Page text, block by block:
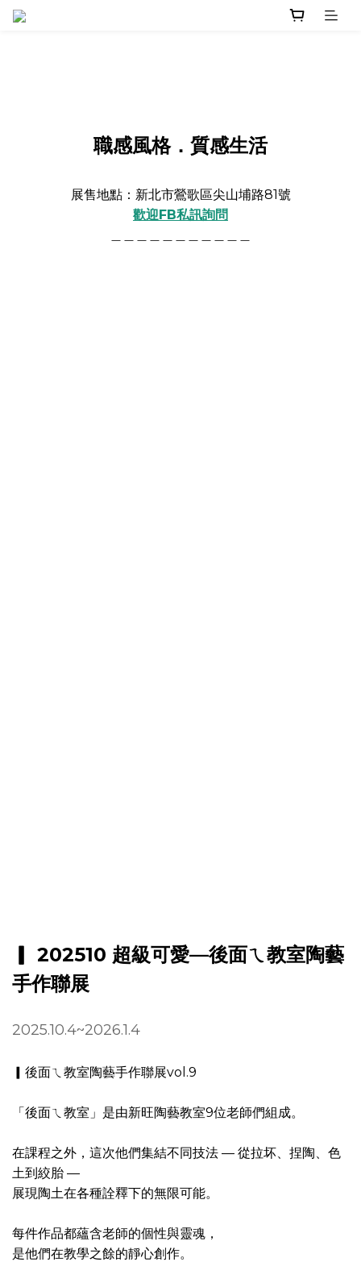
職感風格．質感生活
展售地點：新北市鶯歌區尖山埔路81號
歡迎FB私訊詢問
▎ 202510 超級可愛—後面ㄟ教室陶藝
手作聯展
2025.10.4~2026.1.4
▎後面ㄟ教室陶藝手作聯展vol.9
「後面ㄟ教室」是由新旺陶藝教室9位老師們組成。
在課程之外，這次他們集結不同技法 — 從拉坏、捏陶、色
土到絞胎 —
展現陶土在各種詮釋下的無限可能。
每件作品都蘊含老師的個性與靈魂，
是他們在教學之餘的靜心創作。